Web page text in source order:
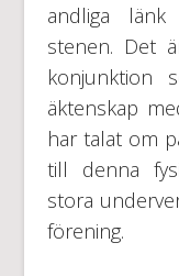
andliga
stenen. Det
konjunktion
äktenskap
har talat om
till denna
stora
förening.